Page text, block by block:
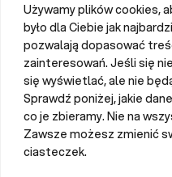
Używamy plików cookies,
było dla Ciebie jak
pozwalają dopasować
zainteresowań. Jeśli się
się wyświetlać, ale nie
Sprawdź poniżej, jakie
co je zbieramy. Nie na
Zawsze możesz zmienić
ciasteczek.